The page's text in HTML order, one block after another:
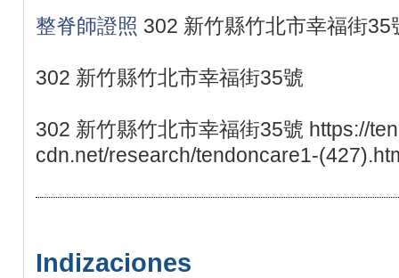
整脊師證照 302 新竹縣竹北市幸福街35
302 新竹縣竹北市幸福街35號
302 新竹縣竹北市幸福街35號 https://
cdn.net/research/tendoncare1-
Indizaciones